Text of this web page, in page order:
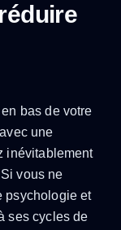
bas de votre
une
inévitablement
vous ne
psychologie et
ses cycles de